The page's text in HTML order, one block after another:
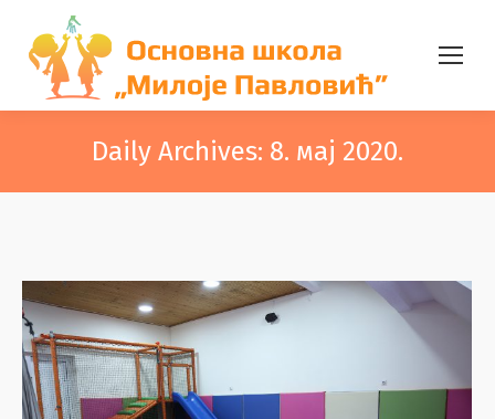
Daily Archives: 8. мај 2020.